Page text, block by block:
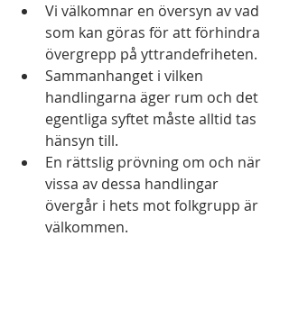
Vi välkomnar en översyn av vad
som kan göras för att förhindra
övergrepp på yttrandefriheten.
Sammanhanget i vilken
handlingarna äger rum och det
egentliga syftet måste alltid tas
hänsyn till.
En rättslig prövning om och när
vissa av dessa handlingar
övergår i hets mot folkgrupp är
välkommen.